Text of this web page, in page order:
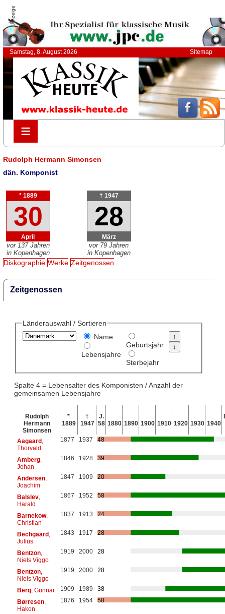
Anzeige
Samstag, 8. August 2026 Sitemap
≡
≡
Rudolph Hermann Simonsen
dän. Komponist
* 1889
30
April
vor 137 Jahren
in Kopenhagen
† 1947
28
März
vor 79 Jahren
in Kopenhagen
Diskographie Werke Zeitgenossen
Zeitgenossen
Länderauswahl / Sortieren
Name
Lebensjahre
Geburtsjahr
Sterbejahr
Spalte 4 = Lebensalter des Komponisten / Anzahl der
gemeinsamen Lebensjahre
Rudolph
Hermann
Simonsen
*
1889
†
1947
J.
58 1880 1890 1900 1910 1920 1930 1940
Aagaard,
Thorvald
1877 1937 48
Amberg,
Johan
1846 1928 39
Andersen,
Joachim
1847 1909 20
Balslev,
Harald
1867 1952 58
Barnekow,
Christian
1837 1913 24
Bechgaard,
Julius
1843 1917 28
Bentzon,
Niels Viggo
1919 2000 28
Bentzon,
Niels Viggo
1919 2000 28
Berg, Gunnar 1909 1989
38
Børresen,
Hakon
1876 1954 58